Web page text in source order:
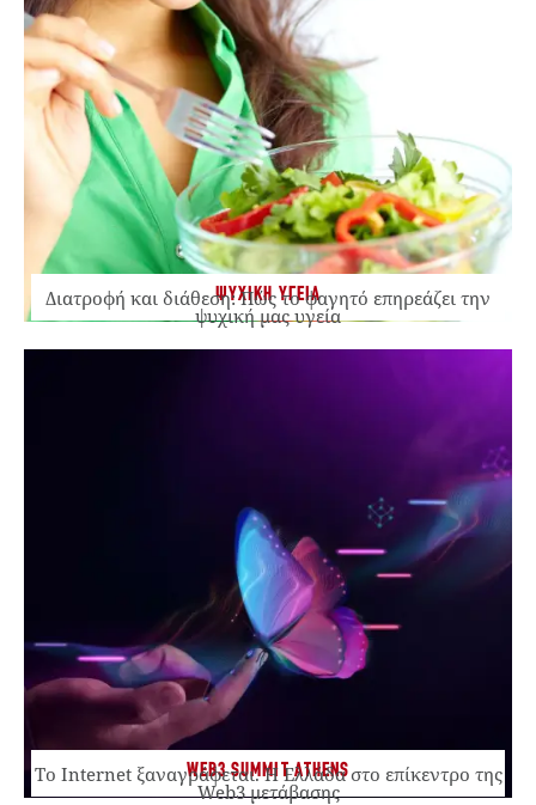
ΨΥΧΙΚΗ ΥΓΕΙΑ
Διατροφή και διάθεση: Πώς το φαγητό επηρεάζει την
ψυχική μας υγεία
WEB3 SUMMIT ATHENS
Το Internet ξαναγράφεται. Η Ελλάδα στο επίκεντρο της
Web3 μετάβασης